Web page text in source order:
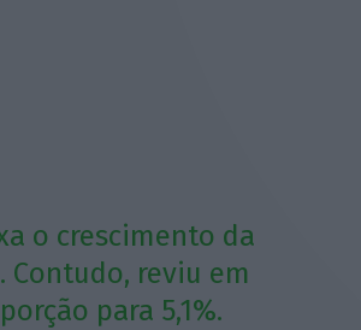
o crescimento da
Contudo, reviu em
para 5,1%.